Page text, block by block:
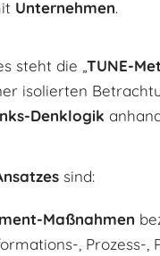
Unternehmen.
steht die „ TUNE-
isolierten
Denklogik
sind:
Maßnahmen
, Prozess-